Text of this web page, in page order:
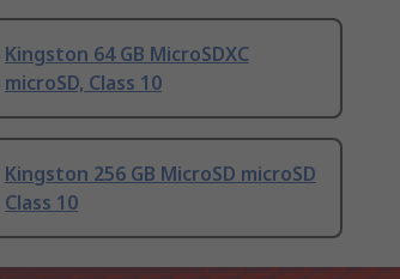
Kingston 64 GB MicroSDXC
microSD, Class 10
Kingston 256 GB MicroSD microSD
Class 10